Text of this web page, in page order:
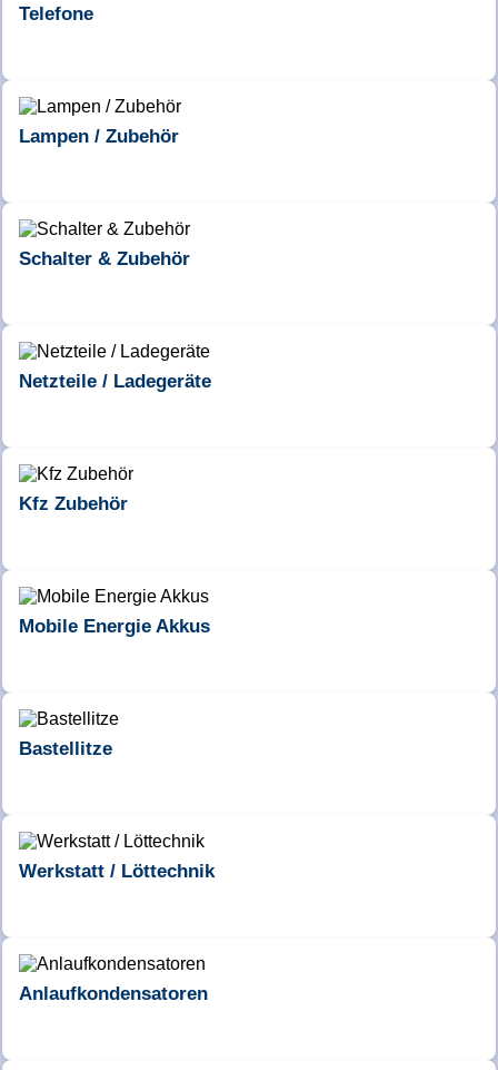
Telefone
Lampen / Zubehör
Schalter & Zubehör
Netzteile / Ladegeräte
Kfz Zubehör
Mobile Energie Akkus
Bastellitze
Werkstatt / Löttechnik
Anlaufkondensatoren